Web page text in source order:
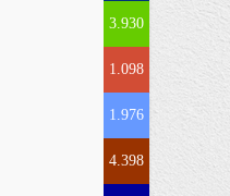
3.930
1.098
1.976
4.398